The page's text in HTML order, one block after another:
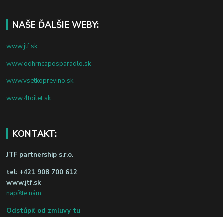
NAŠE ĎALŠIE WEBY:
www.jtf.sk
www.odhrncaposparadlo.sk
www.vsetkoprevino.sk
www.4toilet.sk
KONTAKT:
JTF partnership s.r.o.
tel: +421 908 700 612
www.jtf.sk
napíšte nám
Odstúpiť od zmluvy tu